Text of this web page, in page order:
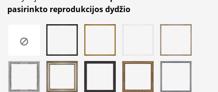
pasirinkto reprodukcijos dydžio